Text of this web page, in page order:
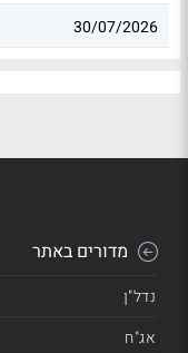
30/07/2026
מדורים באתר
נדל"ן
אג"ח